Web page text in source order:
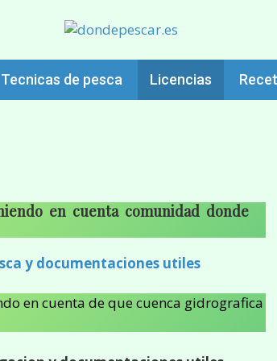
temporada para capturas…Fotos y videos de
Tecnicas de pesca Licencias
en cuenta comunidad donde
y documentaciones utiles
en cuenta de que cuenca gidrografica